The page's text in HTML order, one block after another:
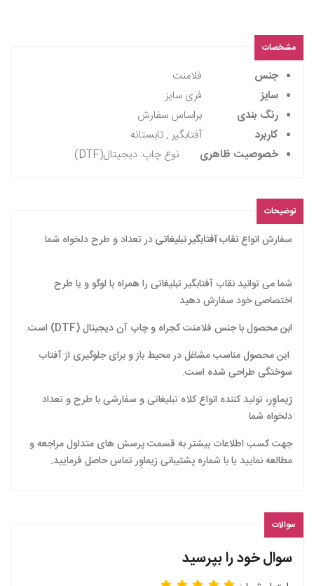
مشخصات
جنس
فلامنت
سایز
فری سایز
رنگ بندی
براساس سفارش
کاربرد
آفتابگیر , تابستانه
خصوصیت ظاهری
نوع چاپ: دیجیتال(DTF)
توضیحات
سفارش انواعنقاب آفتابگیر تبلیغاتیدر تعداد و طرح دلخواه شما
شما می توانید نقاب آفتابگیر تبلیغاتی را همراه با لوگو و یا طرح
اختصاصی خود سفارش دهید
ابن محصول با جنس فلامنت کجراه و چاپ آن دیجیتال (DTF) است.
این محصول مناسب مشاغل در محیط باز و برای جلوگیری از آفتاب
سوختگی طراحی شده است.
زیماوِر، تولید کننده انواع کلاه تبلیغاتی و سفارشی با طرح و تعداد
دلخواه شما
جهت کسب اطلاعات بیشتر به قسمت پرسش های متداول مراجعه و
مطالعه نمایید یا با شماره پشتیبانی زیماوِر تماس حاصل فرمایید.
سوالات
سوال خود را بپرسید